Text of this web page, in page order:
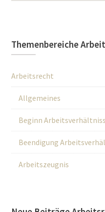
Themenbereiche
Arbeitsrecht
Allgemeines
Beginn Arbeitsverhältniss
Beendigung
Arbeitszeugnis